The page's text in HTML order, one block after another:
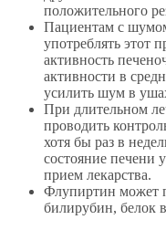
положительного
Пациентам с
употреблять этот
активность
активности в
усилить шум в
При длительном
проводить
хотя бы раз в
состояние печени
прием лекарства.
Флупиртин может
билирубин, белок